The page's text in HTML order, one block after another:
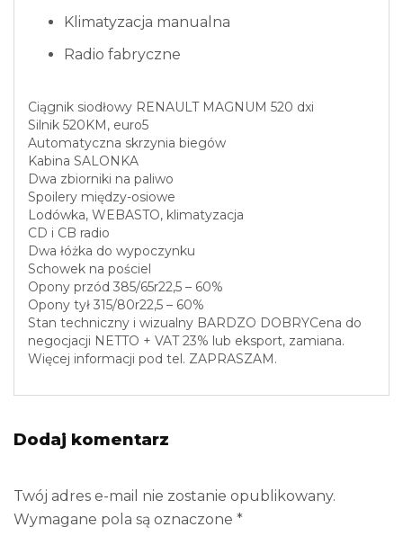
Klimatyzacja manualna
Radio fabryczne
Ciągnik siodłowy RENAULT MAGNUM 520 dxi
Silnik 520KM, euro5
Automatyczna skrzynia biegów
Kabina SALONKA
Dwa zbiorniki na paliwo
Spoilery między-osiowe
Lodówka, WEBASTO, klimatyzacja
CD i CB radio
Dwa łóżka do wypoczynku
Schowek na pościel
Opony przód 385/65r22,5 – 60%
Opony tył 315/80r22,5 – 60%
Stan techniczny i wizualny BARDZO DOBRYCena do
negocjacji NETTO + VAT 23% lub eksport, zamiana.
Więcej informacji pod tel. ZAPRASZAM.
Dodaj komentarz
Twój adres e-mail nie zostanie opublikowany.
Wymagane pola są oznaczone *